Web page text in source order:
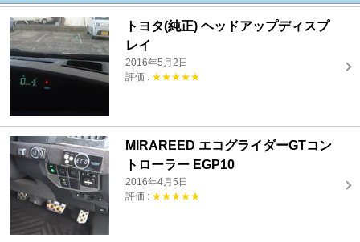
トヨタ(純正) ヘッドアップディスプ
レイ
2016年5月2日
評価 : ★★★★★
MIRAREED エコグライダーGTコン
トローラー EGP10
2016年4月5日
評価 : ★★★★★